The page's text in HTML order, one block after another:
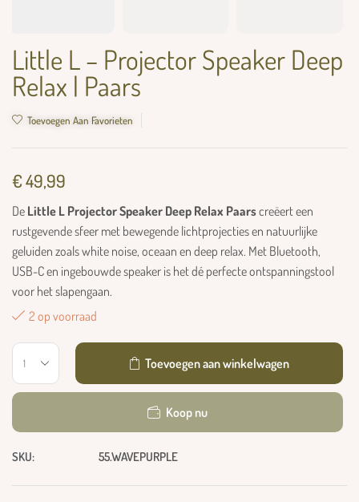
Little L – Projector Speaker Deep
Relax | Paars
Toevoegen Aan Favorieten
€49,99
De Little L Projector Speaker Deep Relax Paarscreëert een
rustgevende sfeer met bewegende lichtprojecties en natuurlijke
geluiden zoals white noise, oceaan en deep relax. Met Bluetooth,
USB-C en ingebouwde speaker is het dé perfecte ontspanningstool
voor het slapengaan.
2 op voorraad
Toevoegen aan winkelwagen
Koop nu
SKU: 55.WAVEPURPLE